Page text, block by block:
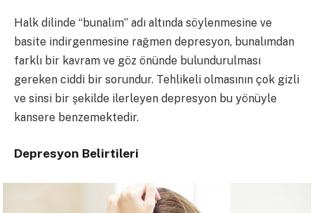
Halk dilinde “bunalım” adı altında söylenmesine ve
basite indirgenmesine rağmen depresyon, bunalımdan
farklı bir kavram ve göz önünde bulundurulması
gereken ciddi bir sorundur. Tehlikeli olmasının çok gizli
ve sinsi bir şekilde ilerleyen depresyon bu yönüyle
kansere benzemektedir.
Depresyon Belirtileri